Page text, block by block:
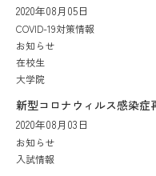
2020年08月05日
COVID-19対策情報
お知らせ
在校生
大学院
新型コロナウィルス感染症
2020年08月03日
お知らせ
入試情報